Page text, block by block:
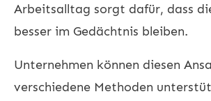
Arbeitsalltag sorgt dafür, dass
besser im Gedächtnis bleiben.
Unternehmen können diesen
verschiedene Methoden